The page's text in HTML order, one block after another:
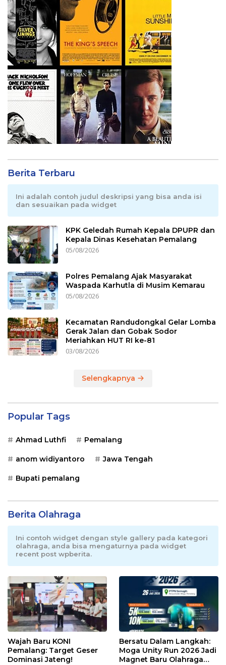
Berita Terbaru
Ini adalah contoh judul deskripsi yang bisa anda isi
dan sesuaikan pada widget
KPK Geledah Rumah Kepala DPUPR dan
Kepala Dinas Kesehatan Pemalang
05/08/2026
Polres Pemalang Ajak Masyarakat
Waspada Karhutla di Musim Kemarau
05/08/2026
Kecamatan Randudongkal Gelar Lomba
Gerak Jalan dan Gobak Sodor
Meriahkan HUT RI ke-81
03/08/2026
Selengkapnya
Popular Tags
Ahmad Luthfi Pemalang
anom widiyantoro Jawa Tengah
Bupati pemalang
Berita Olahraga
Ini contoh widget dengan style gallery pada kategori
olahraga, anda bisa mengaturnya pada widget
recent post wpberita.
Wajah Baru KONI
Pemalang: Target Geser
Dominasi Jateng!
Bersatu Dalam Langkah:
Moga Unity Run 2026 Jadi
Magnet Baru Olahraga